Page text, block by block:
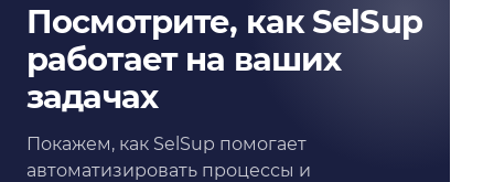
Посмотрите, как SelSup
работает на ваших
задачах
Покажем, как SelSup помогает
автоматизировать процессы и